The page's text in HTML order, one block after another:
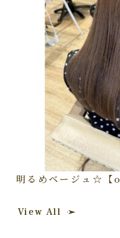
明るめベージュ☆【
View All